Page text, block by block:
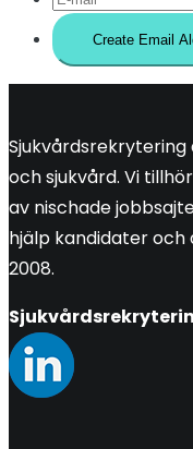
Sjukvårdsrekrytering
och sjukvård. Vi
av nischade
hjälp kandidater
2008.